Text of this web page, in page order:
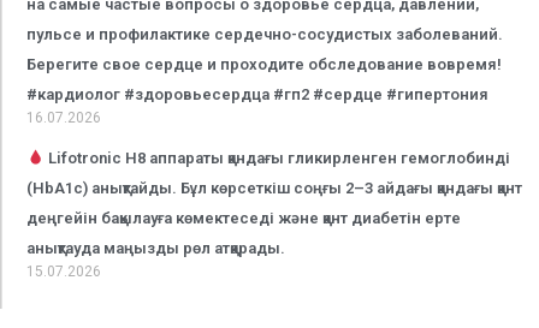
на самые частые вопросы о здоровье сердца, давлении,
пульсе и профилактике сердечно-сосудистых заболеваний.
Берегите свое сердце и проходите обследование вовремя!
#кардиолог #здоровьесердца #гп2 #сердце #гипертония
16.07.2026
Lifotronic H8 аппараты қандағы гликирленген гемоглобинді
(HbA1c) анықтайды. Бұл көрсеткіш соңғы 2–3 айдағы қандағы қант
деңгейін бақылауға көмектеседі және қант диабетін ерте
анықтауда маңызды рөл атқарады.
15.07.2026